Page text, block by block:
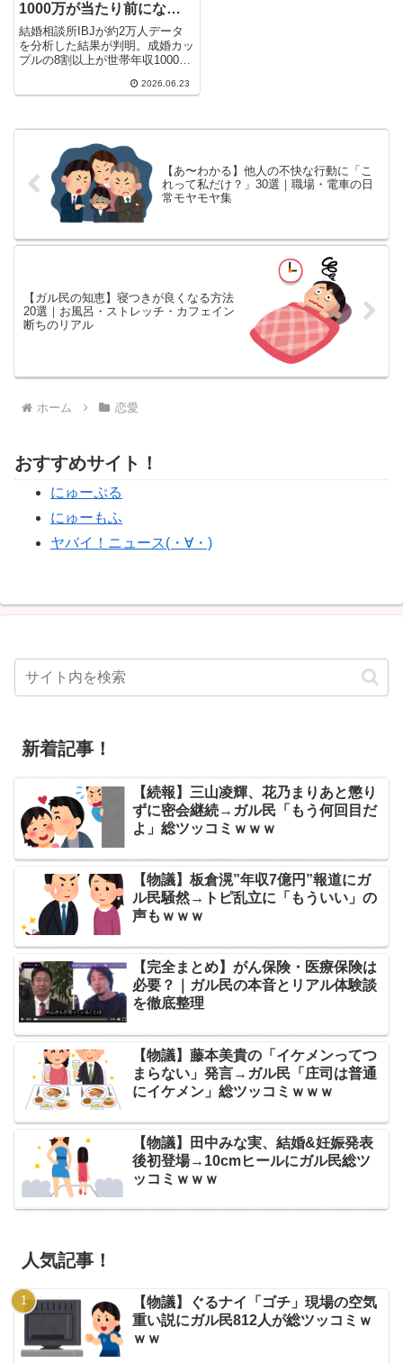
1000万が当たり前になっ
た婚活市場の最新事情
結婚相談所IBJが約2万人データ
を分析した結果が判明。成婚カッ
プルの8割以上が世帯年収1000万
は非公開の1.8倍に。「男が養う
2026.06.23
【あ〜わかる】他人の不快な行動に「こ
れって私だけ？」30選｜職場・電車の日
常モヤモヤ集
【ガル民の知恵】寝つきが良くなる方法
20選｜お風呂・ストレッチ・カフェイン
断ちのリアル
ホーム 恋愛
おすすめサイト！
にゅーぷる
にゅーもふ
ヤバイ！ニュース(・∀・)
新着記事！
【続報】三山凌輝、花乃まりあと懲り
ずに密会継続→ガル民「もう何回目だ
よ」総ツッコミｗｗｗ
【物議】板倉滉”年収7億円”報道にガ
ル民騒然→トピ乱立に「もういい」の
声もｗｗｗ
【完全まとめ】がん保険・医療保険は
必要？｜ガル民の本音とリアル体験談
を徹底整理
【物議】藤本美貴の「イケメンってつ
まらない」発言→ガル民「庄司は普通
にイケメン」総ツッコミｗｗｗ
【物議】田中みな実、結婚&妊娠発表
後初登場→10cmヒールにガル民総ツ
ッコミｗｗｗ
人気記事！
【物議】ぐるナイ「ゴチ」現場の空気
重い説にガル民812人が総ツッコミｗ
ｗｗ